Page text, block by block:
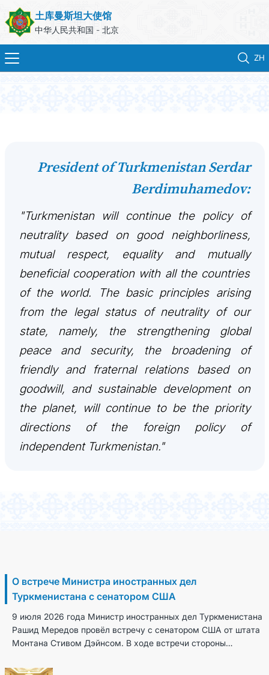
土库曼斯坦大使馆
中华人民共和国 - 北京
ZH
领事服务
外交部
联系我们
President of Turkmenistan Serdar
Berdimuhamedov:
"Turkmenistan will continue the policy of
neutrality based on good neighborliness,
mutual respect, equality and mutually
beneficial cooperation with all the countries
of the world. The basic principles arising
from the legal status of neutrality of our
state, namely, the strengthening global
peace and security, the broadening of
friendly and fraternal relations based on
goodwill, and sustainable development on
the planet, will continue to be the priority
directions of the foreign policy of
independent Turkmenistan."
О встрече Министра иностранных дел
Туркменистана с сенатором США
9 июля 2026 года Министр иностранных дел Туркменистана
Рашид Мередов провёл встречу с сенатором США от штата
Монтана Стивом Дэйнсом. В ходе встречи стороны